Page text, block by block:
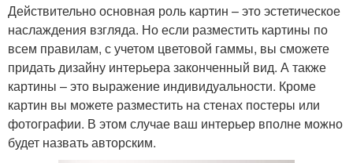
Действительно основная роль картин – это эстетическое
наслаждения взгляда. Но если разместить картины по
всем правилам, с учетом цветовой гаммы, вы сможете
придать дизайну интерьера законченный вид. А также
картины – это выражение индивидуальности. Кроме
картин вы можете разместить на стенах постеры или
фотографии. В этом случае ваш интерьер вполне можно
будет назвать авторским.